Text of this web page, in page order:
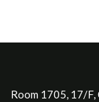
Room 1705, 17/